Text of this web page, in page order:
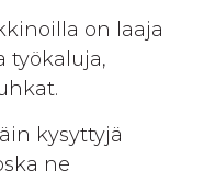
on laaja
työkaluja,
kysyttyjä
ne